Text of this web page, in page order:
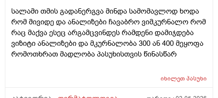
გარშემო, ჰემოროიდიც მაქვს ოდნავ, სოკო შეიძლება
იყოს? ან კანის გაღიზიანება?
სალამი თმის გადანერგვა მინდა სამომავლოდ ხოდა
რომ მივიდე და ანალიზები ჩავაბრო ვიმკურნალო რომ
რაც მაქვა ესეც არგამცვინდეს რამდენი დამიჯდება
ვიზიტი ანალიზები და მკურნალობა 300 ან 400 მეყოფა
რომოთხრათ მადლობა პასუხისთვის წინასწარ
იხილეთპასუხი